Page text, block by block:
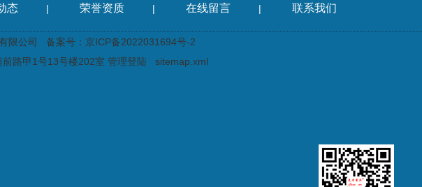
态 | 荣誉资质 | 在线留言 | 联系我们
限公司 备案号：京ICP备2022031694号-2
路甲1号13号楼202室 管理登陆 sitemap.xml